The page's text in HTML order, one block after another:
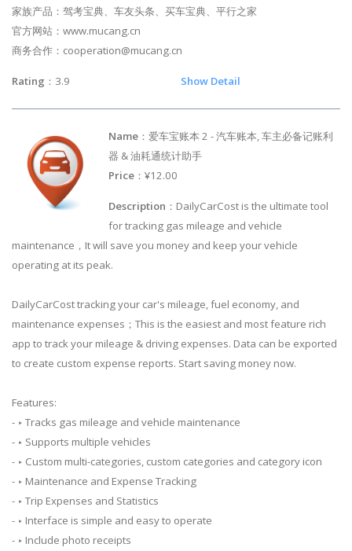
家族产品：驾考宝典、车友头条、买车宝典、平行之家
官方网站：www.mucang.cn
商务合作： cooperation@mucang.cn
Rating ：3.9 Show Detail
Name ：爱车宝账本 2 - 汽车账本, 车主必备记账利
器 & 油耗通统计助手
Price ：¥12.00
Description ：DailyCarCost is the ultimate tool
for tracking gas mileage and vehicle
maintenance，It will save you money and keep your vehicle
operating at its peak.
DailyCarCost tracking your car's mileage, fuel economy, and
maintenance expenses；This is the easiest and most feature rich
app to track your mileage & driving expenses. Data can be exported
to create custom expense reports. Start saving money now.
Features:
- ‣ Tracks gas mileage and vehicle maintenance
- ‣ Supports multiple vehicles
- ‣ Custom multi-categories, custom categories and category icon
- ‣ Maintenance and Expense Tracking
- ‣ Trip Expenses and Statistics
- ‣ Interface is simple and easy to operate
- ‣ Include photo receipts